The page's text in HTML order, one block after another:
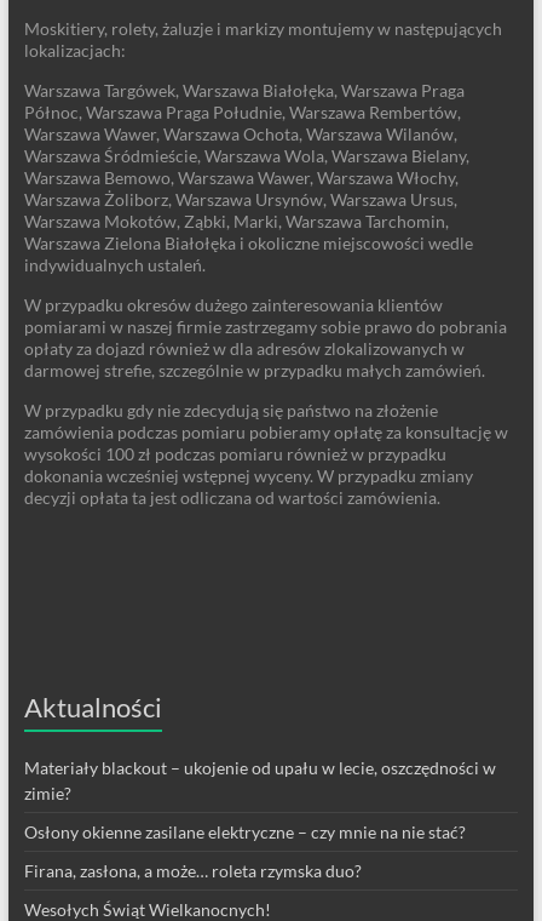
Moskitiery, rolety, żaluzje i markizy montujemy w następujących
lokalizacjach:
Warszawa Targówek, Warszawa Białołęka, Warszawa Praga
Północ, Warszawa Praga Południe, Warszawa Rembertów,
Warszawa Wawer, Warszawa Ochota, Warszawa Wilanów,
Warszawa Śródmieście, Warszawa Wola, Warszawa Bielany,
Warszawa Bemowo, Warszawa Wawer, Warszawa Włochy,
Warszawa Żoliborz, Warszawa Ursynów, Warszawa Ursus,
Warszawa Mokotów, Ząbki, Marki, Warszawa Tarchomin,
Warszawa Zielona Białołęka i okoliczne miejscowości wedle
indywidualnych ustaleń.
W przypadku okresów dużego zainteresowania klientów
pomiarami w naszej firmie zastrzegamy sobie prawo do pobrania
opłaty za dojazd również w dla adresów zlokalizowanych w
darmowej strefie, szczególnie w przypadku małych zamówień.
W przypadku gdy nie zdecydują się państwo na złożenie
zamówienia podczas pomiaru pobieramy opłatę za konsultację w
wysokości 100 zł podczas pomiaru również w przypadku
dokonania wcześniej wstępnej wyceny. W przypadku zmiany
decyzji opłata ta jest odliczana od wartości zamówienia.
Aktualności
Materiały blackout – ukojenie od upału w lecie, oszczędności w
zimie?
Osłony okienne zasilane elektryczne – czy mnie na nie stać?
Firana, zasłona, a może… roleta rzymska duo?
Wesołych Świąt Wielkanocnych!